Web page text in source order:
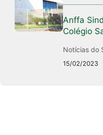
Anffa
Colégio
Notícias do
15/02/2023